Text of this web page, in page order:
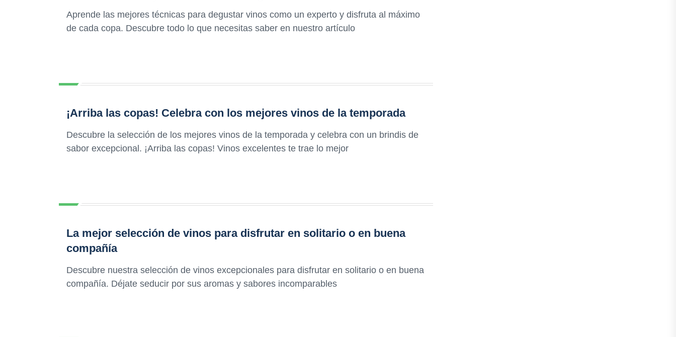
Aprende las mejores técnicas para degustar vinos como un experto y disfruta al máximo
de cada copa. Descubre todo lo que necesitas saber en nuestro artículo
¡Arriba las copas! Celebra con los mejores vinos de la temporada
Descubre la selección de los mejores vinos de la temporada y celebra con un brindis de
sabor excepcional. ¡Arriba las copas! Vinos excelentes te trae lo mejor
La mejor selección de vinos para disfrutar en solitario o en buena
compañía
Descubre nuestra selección de vinos excepcionales para disfrutar en solitario o en buena
compañía. Déjate seducir por sus aromas y sabores incomparables